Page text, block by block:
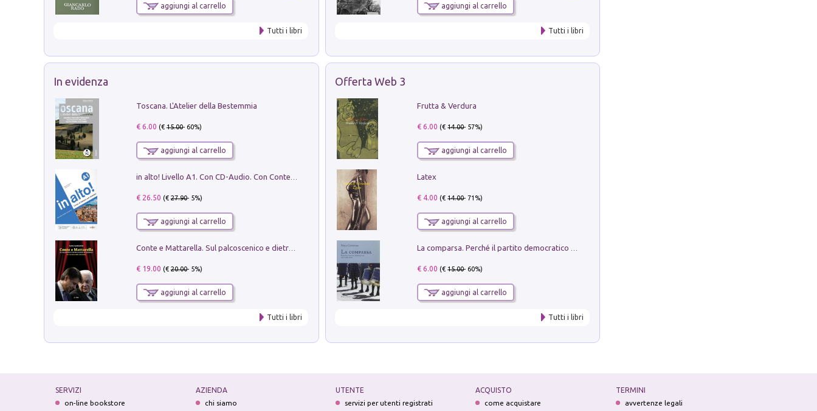
aggiungi al carrello
Tutti i libri
aggiungi al carrello
Tutti i libri
In evidenza
Toscana. L'Atelier della Bestemmia
€ 6.00 (€15.00- 60%)
aggiungi al carrello
€ 26.50 (€27.90- 5%)
aggiungi al carrello
Conte e Mattarella. Sul palcoscenico e dietro le quinte del Quirinale. Un racconto sulle istituzioni
€ 19.00 (€20.00- 5%)
aggiungi al carrello
Tutti i libri
Offerta Web 3
Frutta & Verdura
€ 6.00 (€14.00- 57%)
aggiungi al carrello
Latex
€ 4.00 (€14.00- 71%)
aggiungi al carrello
€ 6.00 (€15.00- 60%)
aggiungi al carrello
Tutti i libri
SERVIZI
on-line bookstore
AZIENDA
chi siamo
UTENTE
servizi per utenti registrati
ACQUISTO
come acquistare
TERMINI
avvertenze legali